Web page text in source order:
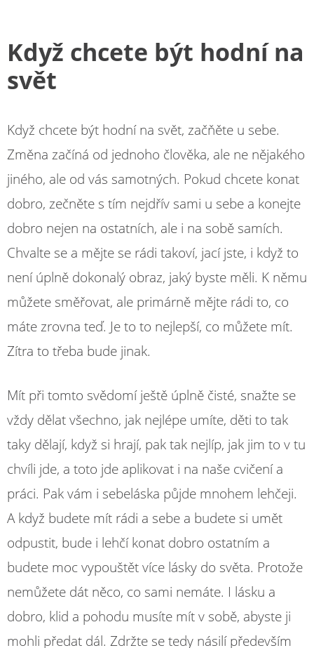
Když chcete být hodní na
svět
Když chcete být hodní na svět, začňěte u sebe.
Změna začíná od jednoho člověka, ale ne nějakého
jiného, ale od vás samotných. Pokud chcete konat
dobro, zečněte s tím nejdřív sami u sebe a konejte
dobro nejen na ostatních, ale i na sobě samích.
Chvalte se a mějte se rádi takoví, jací jste, i když to
není úplně dokonalý obraz, jaký byste měli. K němu
můžete směřovat, ale primárně mějte rádi to, co
máte zrovna teď. Je to to nejlepší, co můžete mít.
Zítra to třeba bude jinak.
Mít při tomto svědomí ještě úplně čisté, snažte se
vždy dělat všechno, jak nejlépe umíte, děti to tak
taky dělají, když si hrají, pak tak nejlíp, jak jim to v tu
chvíli jde, a toto jde aplikovat i na naše cvičení a
práci. Pak vám i sebeláska půjde mnohem lehčeji.
A když budete mít rádi a sebe a budete si umět
odpustit, bude i lehčí konat dobro ostatním a
budete moc vypouštět více lásky do světa. Protože
nemůžete dát něco, co sami nemáte. I lásku a
dobro, klid a pohodu musíte mít v sobě, abyste ji
mohli předat dál. Zdržte se tedy násilí především